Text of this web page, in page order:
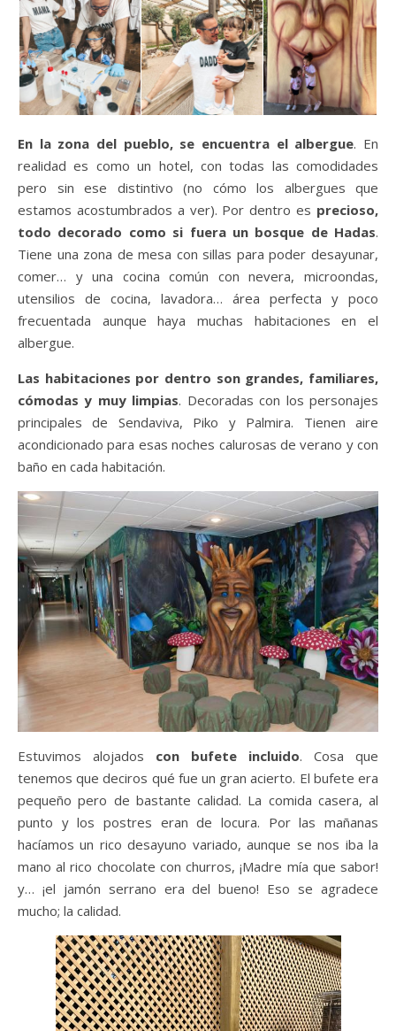
En la zona del pueblo, se encuentra el albergue. En
realidad es como un hotel, con todas las comodidades
pero sin ese distintivo (no cómo los albergues que
estamos acostumbrados a ver). Por dentro es precioso,
todo decorado como si fuera un bosque de Hadas.
Tiene una zona de mesa con sillas para poder desayunar,
comer… y una cocina común con nevera, microondas,
utensilios de cocina, lavadora… área perfecta y poco
frecuentada aunque haya muchas habitaciones en el
albergue.
Las habitaciones por dentro son grandes, familiares,
cómodas y muy limpias. Decoradas con los personajes
principales de Sendaviva, Piko y Palmira. Tienen aire
acondicionado para esas noches calurosas de verano y con
baño en cada habitación.
Estuvimos alojados con bufete incluido. Cosa que
tenemos que deciros qué fue un gran acierto. El bufete era
pequeño pero de bastante calidad. La comida casera, al
punto y los postres eran de locura. Por las mañanas
hacíamos un rico desayuno variado, aunque se nos iba la
mano al rico chocolate con churros, ¡Madre mía que sabor!
y… ¡el jamón serrano era del bueno! Eso se agradece
mucho; la calidad.